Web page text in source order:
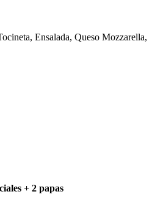
Ensalada, Queso Mozzarella,
+ 2 papas